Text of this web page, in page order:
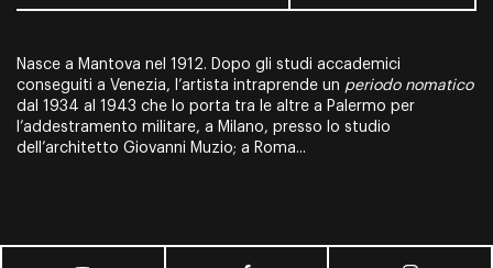
Nasce a Mantova nel 1912. Dopo gli studi accademici
conseguiti a Venezia, l’artista intraprende un periodo nomatico
dal 1934 al 1943 che lo porta tra le altre a Palermo per
l’addestramento militare, a Milano, presso lo studio
dell’architetto Giovanni Muzio; a Roma...